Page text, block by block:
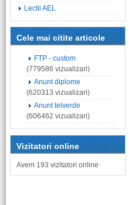
Lectii AEL
Cele mai citite articole
FTP - custom
(779586 vizualizari)
Anunt diplome
(620313 vizualizari)
Anunt telverde
(606462 vizualizari)
Vizitatori online
Avem 193 vizitatori online